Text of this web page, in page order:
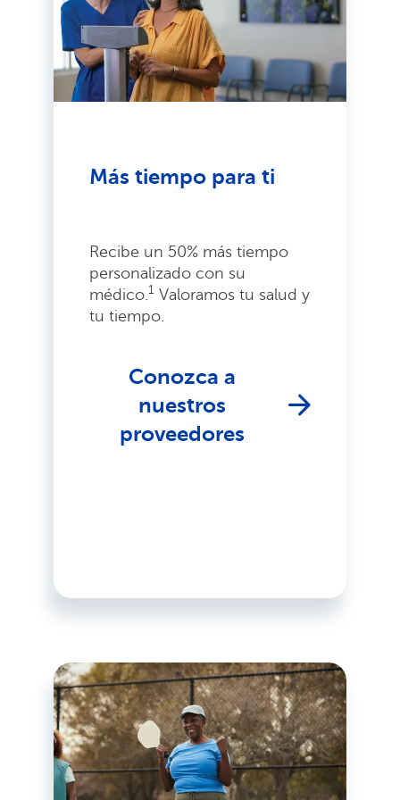
Más tiempo para ti
Recibe un 50% más tiempo
personalizado con su
médico. 1 Valoramos tu salud y
tu tiempo.
Conozca a
nuestros
proveedores